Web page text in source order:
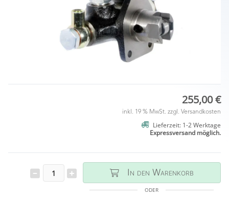
255,00 €
inkl. 19 % MwSt. zzgl. Versandkosten
Lieferzeit: 1-2 Werktage
Expressversand möglich.
In den Warenkorb
ODER